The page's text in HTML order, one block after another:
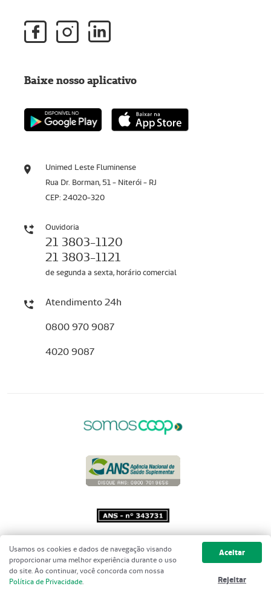
Unimed Leste Fluminense
Rua Dr. Borman, 51 - Niterói - RJ
CEP: 24020-320
Ouvidoria
21 3803-1120
21 3803-1121
de segunda a sexta, horário comercial
Atendimento 24h
0800 970 9087
4020 9087
Baixe nosso aplicativo
Copyright 2001 - 2026 Unimed do
Brasil - Todos os direitos reservados
Usamos os cookies e dados de navegação visando
proporcionar uma melhor experiência durante o uso
do site. Ao continuar, você concorda com nossa
Política de Privacidade.
Aceitar
Rejeitar